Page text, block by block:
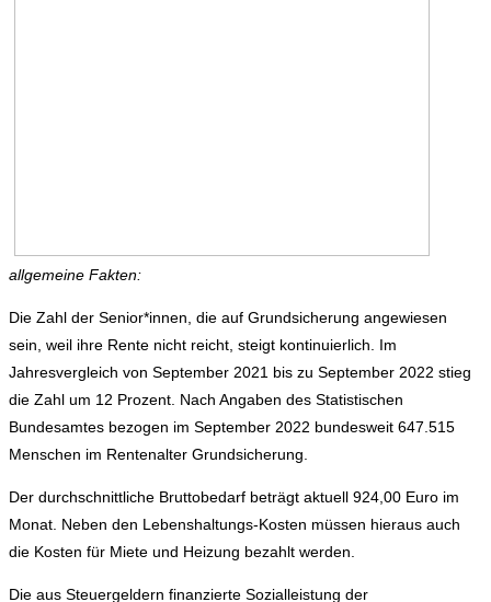
allgemeine Fakten:
Die Zahl der Senior*innen, die auf Grundsicherung angewiesen
sein, weil ihre Rente nicht reicht, steigt kontinuierlich. Im
Jahresvergleich von September 2021 bis zu September 2022 stieg
die Zahl um 12 Prozent. Nach Angaben des Statistischen
Bundesamtes bezogen im September 2022 bundesweit 647.515
Menschen im Rentenalter Grundsicherung.
Der durchschnittliche Bruttobedarf beträgt aktuell 924,00 Euro im
Monat. Neben den Lebenshaltungs-Kosten müssen hieraus auch
die Kosten für Miete und Heizung bezahlt werden.
Die aus Steuergeldern finanzierte Sozialleistung der